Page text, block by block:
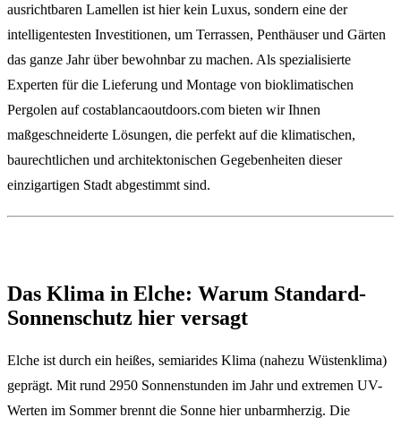
ausrichtbaren Lamellen ist hier kein Luxus, sondern eine der
intelligentesten Investitionen, um Terrassen, Penthäuser und Gärten
das ganze Jahr über bewohnbar zu machen. Als spezialisierte
Experten für die Lieferung und Montage von bioklimatischen
Pergolen auf costablancaoutdoors.com bieten wir Ihnen
maßgeschneiderte Lösungen, die perfekt auf die klimatischen,
baurechtlichen und architektonischen Gegebenheiten dieser
einzigartigen Stadt abgestimmt sind.
Das Klima in Elche: Warum Standard-
Sonnenschutz hier versagt
Elche ist durch ein heißes, semiarides Klima (nahezu Wüstenklima)
geprägt. Mit rund 2950 Sonnenstunden im Jahr und extremen UV-
Werten im Sommer brennt die Sonne hier unbarmherzig. Die